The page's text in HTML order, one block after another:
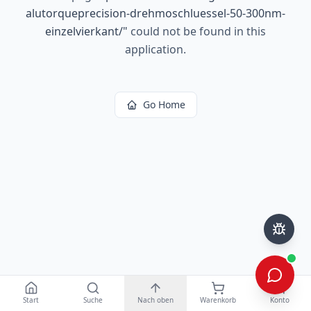
alutorqueprecision-drehmoschluessel-50-300nm-
einzelvierkant/" could not be found in this
application.
Go Home
Start Suche Nach oben Warenkorb Konto